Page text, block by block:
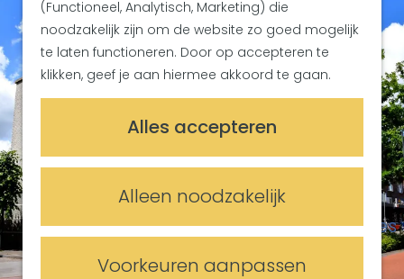
(Functioneel, Analytisch, Marketing) die
noodzakelijk zijn om de website zo goed mogelijk
te laten functioneren. Door op accepteren te
klikken, geef je aan hiermee akkoord te gaan.
Alles accepteren
Alleen noodzakelijk
Voorkeuren aanpassen
r
d
e
h
o
m
e
p
a
g
e
n
Plan je bezoek
Bereikbaarheid
Overnachten
Plan op de kaart
Meetings & Events
Vergaderlocaties
Evenementenlocaties